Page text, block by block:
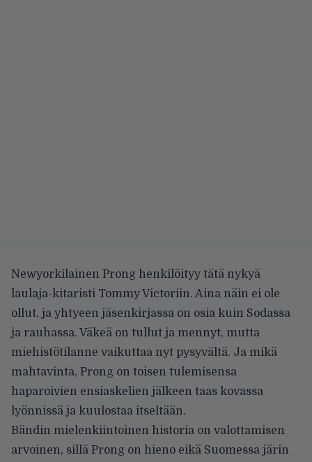
Newyorkilainen Prong henkilöityy tätä nykyä
laulaja-kitaristi Tommy Victoriin. Aina näin ei ole
ollut, ja yhtyeen jäsenkirjassa on osia kuin Sodassa
ja rauhassa. Väkeä on tullut ja mennyt, mutta
miehistötilanne vaikuttaa nyt pysyvältä. Ja mikä
mahtavinta, Prong on toisen tulemisensa
haparoivien ensiaskelien jälkeen taas kovassa
lyönnissä ja kuulostaa itseltään.
Bändin mielenkiintoinen historia on valottamisen
arvoinen, sillä Prong on hieno eikä Suomessa järin